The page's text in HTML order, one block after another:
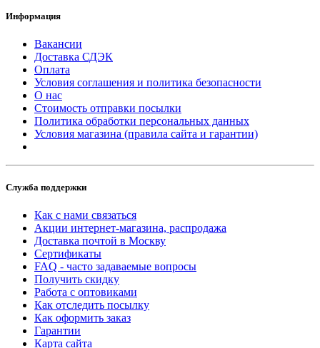
Информация
Вакансии
Доставка СДЭК
Оплата
Условия соглашения и политика безопасности
О нас
Стоимость отправки посылки
Политика обработки персональных данных
Условия магазина (правила сайта и гарантии)
Служба поддержки
Как с нами связаться
Акции интернет-магазина, распродажа
Доставка почтой в Москву
Сертификаты
FAQ - часто задаваемые вопросы
Получить скидку
Работа с оптовиками
Как отследить посылку
Как оформить заказ
Гарантии
Карта сайта